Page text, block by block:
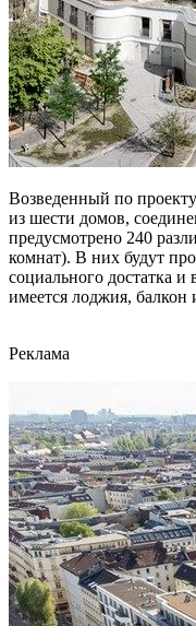
Возведенный по
из шести домов,
предусмотрено 240
комнат). В них будут
социального достатка и
имеется лоджия, балкон
Реклама